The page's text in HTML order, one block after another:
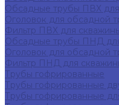
Обсадные трубы ПВХ
Оголовок для обсадной
Фильтр ПВХ для
Обсадные трубы ПНД
Оголовок для обсадной
Фильтр ПНД для
Трубы гофрированные
Трубы гофрированные
Трубы гофрированные